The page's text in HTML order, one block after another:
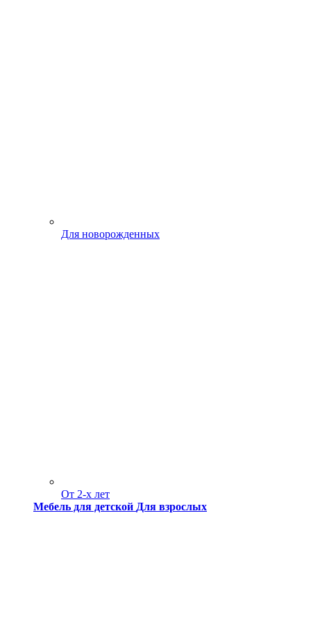
Для новорожденных
От 2-х лет
Мебель для детской Для взрослых